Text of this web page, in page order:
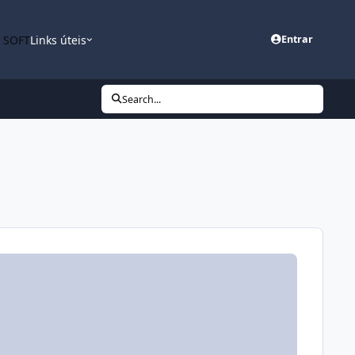
Links úteis Entrar
Search...